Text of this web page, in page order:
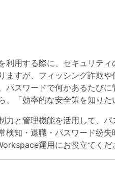
用する際に、セキュリティ
すが、フィッシング詐欺
スワードで何かあるたび
「効率的な安全策を知りた
と管理機能を活用して、
知・退職・パスワード紛失
運用にお役立てくだ